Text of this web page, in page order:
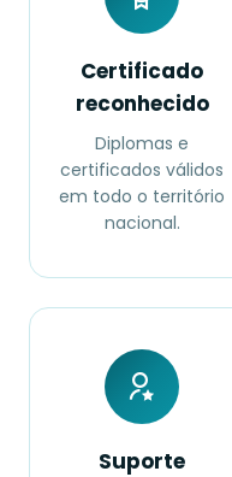
Certificado
reconhecido
Diplomas e
certificados válidos
em todo o território
nacional.
Suporte